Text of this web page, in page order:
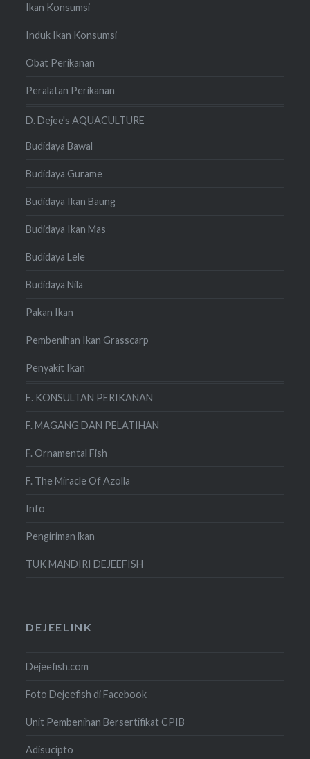
Ikan Konsumsi
Induk Ikan Konsumsi
Obat Perikanan
Peralatan Perikanan
D. Dejee's AQUACULTURE
Budidaya Bawal
Budidaya Gurame
Budidaya Ikan Baung
Budidaya Ikan Mas
Budidaya Lele
Budidaya Nila
Pakan Ikan
Pembenihan Ikan Grasscarp
Penyakit Ikan
E. KONSULTAN PERIKANAN
F. MAGANG DAN PELATIHAN
F. Ornamental Fish
F. The Miracle Of Azolla
Info
Pengiriman ikan
TUK MANDIRI DEJEEFISH
DEJEELINK
Dejeefish.com
Foto Dejeefish di Facebook
Unit Pembenihan Bersertifikat CPIB
Adisucipto